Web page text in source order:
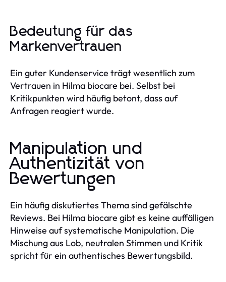
Bedeutung für das
Markenvertrauen
Ein guter Kundenservice trägt wesentlich zum
Vertrauen in Hilma biocare bei. Selbst bei
Kritikpunkten wird häufig betont, dass auf
Anfragen reagiert wurde.
Manipulation und
Authentizität von
Bewertungen
Ein häufig diskutiertes Thema sind gefälschte
Reviews. Bei Hilma biocare gibt es keine auffälligen
Hinweise auf systematische Manipulation. Die
Mischung aus Lob, neutralen Stimmen und Kritik
spricht für ein authentisches Bewertungsbild.